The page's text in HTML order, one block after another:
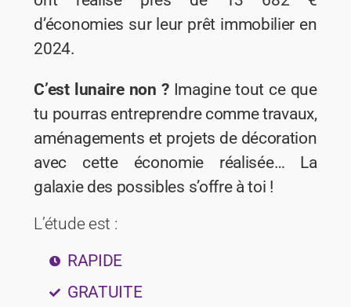
d’économies sur leur prêt immobilier en
2024.
C’est lunaire non ?Imagine tout ce que
tu pourras entreprendre comme travaux,
aménagements et projets de décoration
avec cette économie réalisée… La
galaxie des possibles s’offre à toi !
L’étude est :
RAPIDE
GRATUITE